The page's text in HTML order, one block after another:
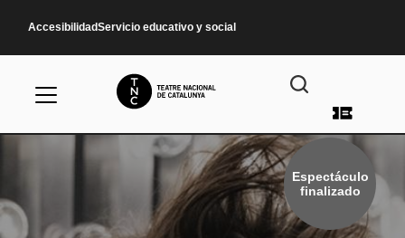
AccesibilidadServicio educativo y social
Menú
Espectáculo
finalizado